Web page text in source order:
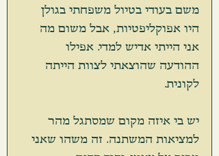
משם בעודי בטיול משפחתי בגולן
היו אפוקליפטיות, אבל משום מה
אני הייתי אדיש למדי. אפילו
ההודעה שהוצאתי לצוות הייתה
לקונית.
יש בי איזה מקום שמסתגל מהר
למציאות המשתנה. זה משהו שאני